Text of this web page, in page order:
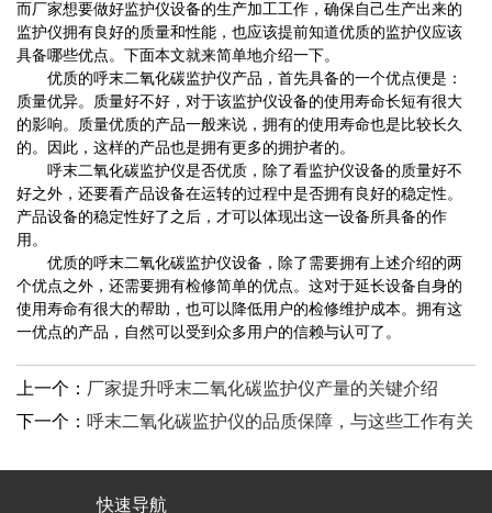
而厂家想要做好监护仪设备的生产加工工作，确保自己生产出来的
监护仪拥有良好的质量和性能，也应该提前知道优质的监护仪应该
具备哪些优点。下面本文就来简单地介绍一下。
优质的呼末二氧化碳监护仪产品，首先具备的一个优点便是：
质量优异。质量好不好，对于该监护仪设备的使用寿命长短有很大
的影响。质量优质的产品一般来说，拥有的使用寿命也是比较长久
的。因此，这样的产品也是拥有更多的拥护者的。
呼末二氧化碳监护仪是否优质，除了看监护仪设备的质量好不
好之外，还要看产品设备在运转的过程中是否拥有良好的稳定性。
产品设备的稳定性好了之后，才可以体现出这一设备所具备的作
用。
优质的呼末二氧化碳监护仪设备，除了需要拥有上述介绍的两
个优点之外，还需要拥有检修简单的优点。这对于延长设备自身的
使用寿命有很大的帮助，也可以降低用户的检修维护成本。拥有这
一优点的产品，自然可以受到众多用户的信赖与认可了。
上一个： 厂家提升呼末二氧化碳监护仪产量的关键介绍
下一个： 呼末二氧化碳监护仪的品质保障，与这些工作有关
快速导航